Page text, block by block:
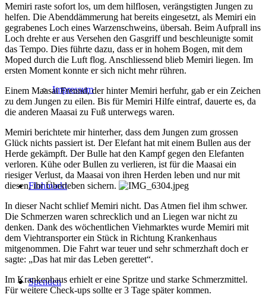
Impressum
Flohmarkt
Spenden
Memiri raste sofort los, um dem hilflosen, verängstigten Jungen zu
helfen. Die Abenddämmerung hat bereits eingesetzt, als Memiri ein
gegrabenes Loch eines Warzenschweins, übersah. Beim Aufprall ins
Loch drehte er aus Versehen den Gasgriff und beschleunigte somit
das Tempo. Dies führte dazu, dass er in hohem Bogen, mit dem
Moped durch die Luft flog. Anschliessend blieb Memiri liegen. Im
ersten Moment konnte er sich nicht mehr rühren.
Einem Maasai Freund, der hinter Memiri herfuhr, gab er ein Zeichen
zu dem Jungen zu eilen. Bis für Memiri Hilfe eintraf, dauerte es, da
die anderen Maasai zu Fuß unterwegs waren.
Memiri berichtete mir hinterher, dass dem Jungen zum grossen
Glück nichts passiert ist. Der Elefant hat mit einem Bullen aus der
Herde gekämpft. Der Bulle hat den Kampf gegen den Elefanten
verloren. Kühe oder Bullen zu verlieren, ist für die Maasai ein
riesiger Verlust, da Maasai von ihren Herden leben und nur mit
diesen, ihr Überleben sichern.
In dieser Nacht schlief Memiri nicht. Das Atmen fiel ihm schwer.
Die Schmerzen waren schrecklich und an Liegen war nicht zu
denken. Dank des wöchentlichen Viehmarktes wurde Memiri mit
dem Viehtransporter ein Stück in Richtung Krankenhaus
mitgenommen. Die Fahrt war teuer und sehr schmerzhaft doch er
sagte: „Das hat mir das Leben gerettet“.
Im Krankenhaus erhielt er eine Spritze und starke Schmerzmittel.
Für weitere Check-ups sollte er 3 Tage später kommen.